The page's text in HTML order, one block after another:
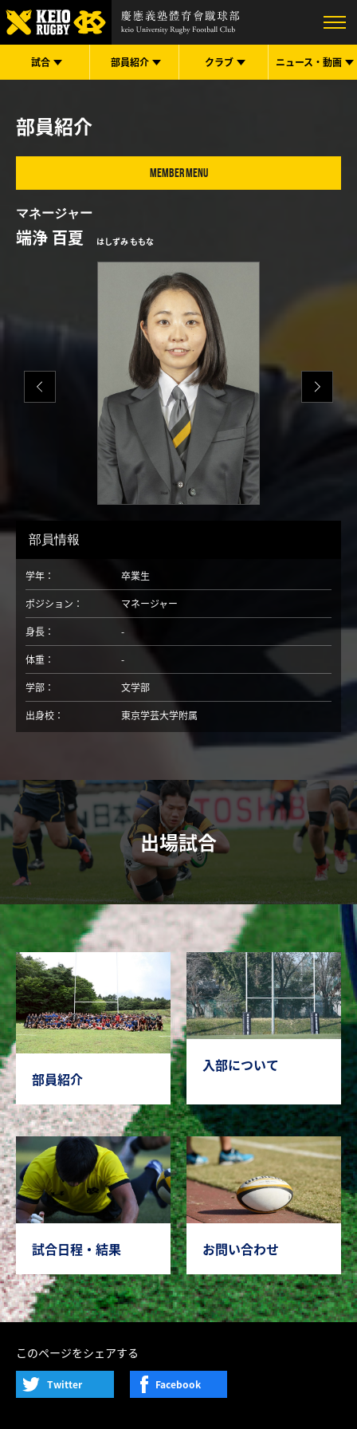
試合 部員紹介 クラブ ニュース・ 動画
部員紹介
MEMBER MENU
マネージャー
端浄 百夏 はしずみ ももな
部員情報
学年：
卒業生
ポジション：
マネージャー
身長：
-
体重：
-
学部：
文学部
出身校：
東京学芸大学附属
出場試合
部員紹介
入部について
試合日程・結果 お問い合わせ
このページをシェアする
Twitter Facebook